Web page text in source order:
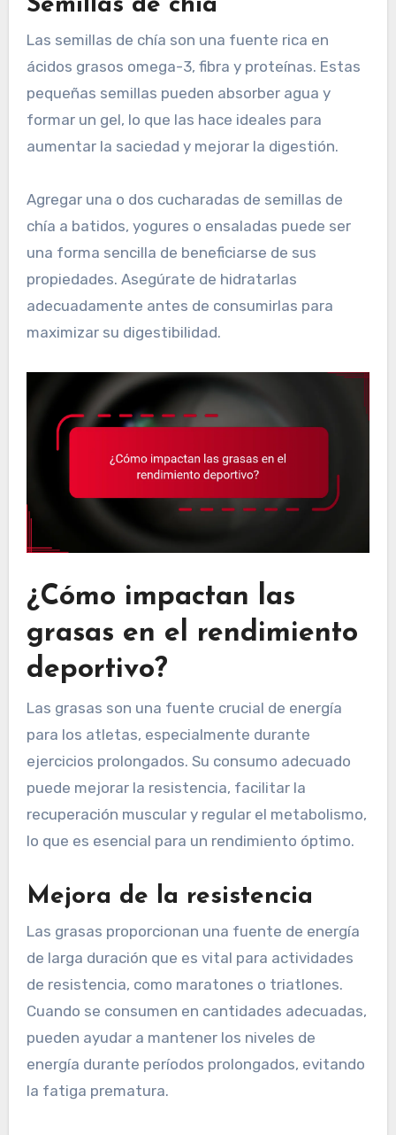
Semillas de chía
Las semillas de chía son una fuente rica en
ácidos grasos omega-3, fibra y proteínas. Estas
pequeñas semillas pueden absorber agua y
formar un gel, lo que las hace ideales para
aumentar la saciedad y mejorar la digestión.
Agregar una o dos cucharadas de semillas de
chía a batidos, yogures o ensaladas puede ser
una forma sencilla de beneficiarse de sus
propiedades. Asegúrate de hidratarlas
adecuadamente antes de consumirlas para
maximizar su digestibilidad.
¿Cómo impactan las
grasas en el rendimiento
deportivo?
Las grasas son una fuente crucial de energía
para los atletas, especialmente durante
ejercicios prolongados. Su consumo adecuado
puede mejorar la resistencia, facilitar la
recuperación muscular y regular el metabolismo,
lo que es esencial para un rendimiento óptimo.
Mejora de la resistencia
Las grasas proporcionan una fuente de energía
de larga duración que es vital para actividades
de resistencia, como maratones o triatlones.
Cuando se consumen en cantidades adecuadas,
pueden ayudar a mantener los niveles de
energía durante períodos prolongados, evitando
la fatiga prematura.